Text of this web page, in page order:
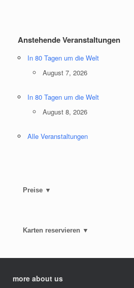
Anstehende Veranstaltungen
In 80 Tagen um die Welt
August 7, 2026
In 80 Tagen um die Welt
August 8, 2026
Alle Veranstaltungen
Preise ▼
Karten reservieren ▼
more about us